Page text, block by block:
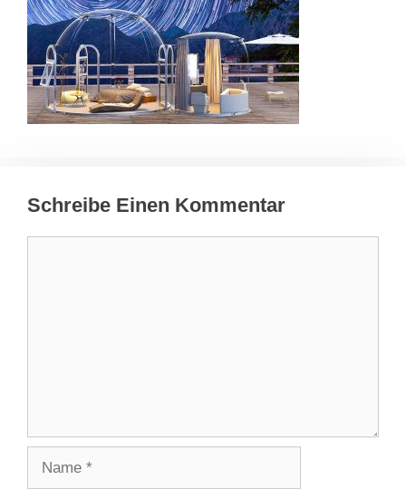
Schreibe Einen Kommentar